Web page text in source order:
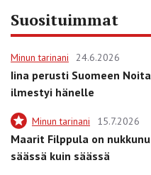
Suosituimmat
Minun tarinani 24.6.2026
Iina perusti Suomeen
ilmestyi hänelle
Minun tarinani 15.7.2026
Maarit Filppula on
säässä kuin säässä